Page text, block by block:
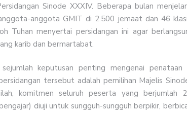
Sinode XXXIV. Beberapa bulan
anggota GMIT di 2.500 jemaat dan 46
Tuhan menyertai persidangan ini agar
karib dan bermartabat.
keputusan penting mengenai penataan
tersebut adalah pemilihan Majelis
komitmen seluruh peserta yang berjumlah
diuji untuk sungguh-sungguh berpikir,